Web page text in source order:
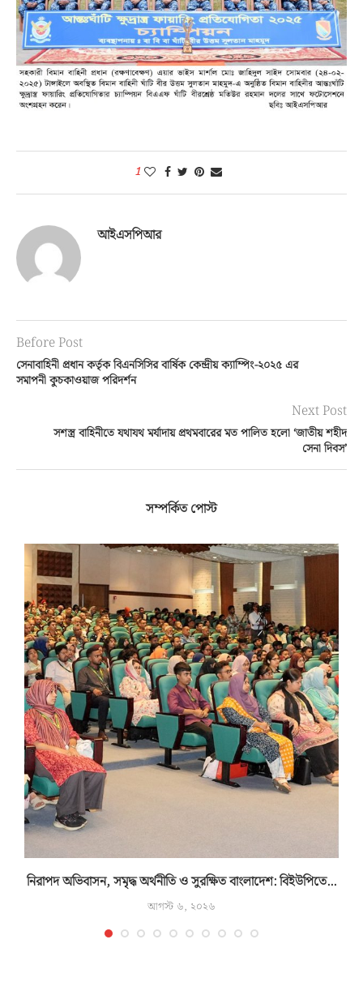
1
আইএসপিআর
Before Post
সেনাবাহিনী প্রধান কর্তৃক বিএনসিসির বার্ষিক কেন্দ্রীয় ক্যাম্পিং-২০২৫ এর
সমাপনী কুচকাওয়াজ পরিদর্শন
Next Post
সশস্ত্র বাহিনীতে যথাযথ মর্যাদায় প্রথমবারের মত পালিত হলো ‘জাতীয় শহীদ
সেনা দিবস’
সম্পর্কিত পোস্ট
নিরাপদ অভিবাসন, সমৃদ্ধ অর্থনীতি ও সুরক্ষিত বাংলাদেশ: বিইউপিতে...
আগস্ট ৬, ২০২৬